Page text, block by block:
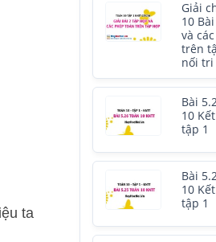
ta
Giải
10
và
trên
nối tri
Bài
10
tập 1
Bài
10
tập 1